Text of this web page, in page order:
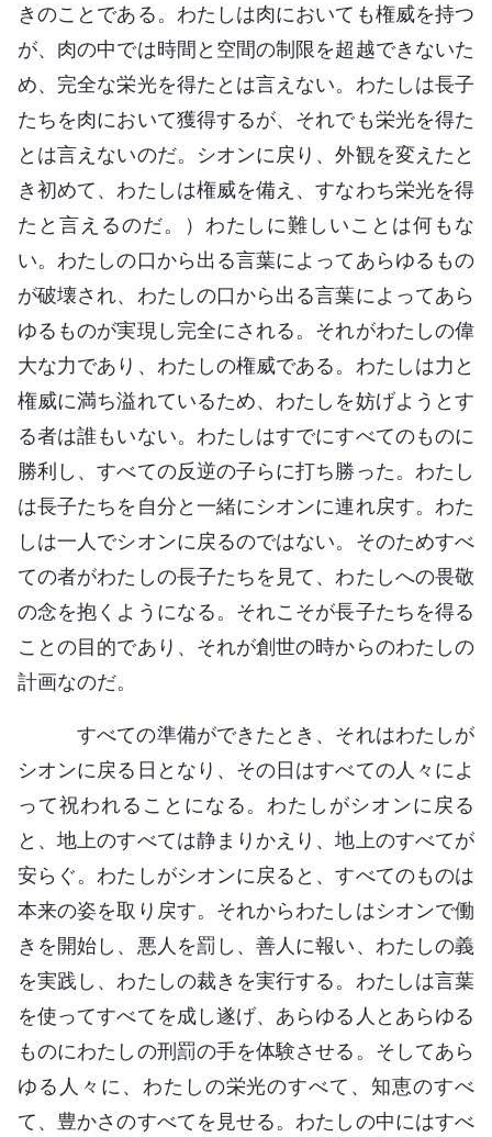
きのことである。わたしは肉においても権威を持つ
が、肉の中では時間と空間の制限を超越できないた
め、完全な栄光を得たとは言えない。わたしは長子
たちを肉において獲得するが、それでも栄光を得た
とは言えないのだ。シオンに戻り、外観を変えたと
き初めて、わたしは権威を備え、すなわち栄光を得
たと言えるのだ。）わたしに難しいことは何もな
い。わたしの口から出る言葉によってあらゆるもの
が破壊され、わたしの口から出る言葉によってあら
ゆるものが実現し完全にされる。それがわたしの偉
大な力であり、わたしの権威である。わたしは力と
権威に満ち溢れているため、わたしを妨げようとす
る者は誰もいない。わたしはすでにすべてのものに
勝利し、すべての反逆の子らに打ち勝った。わたし
は長子たちを自分と一緒にシオンに連れ戻す。わた
しは一人でシオンに戻るのではない。そのためすべ
ての者がわたしの長子たちを見て、わたしへの畏敬
の念を抱くようになる。それこそが長子たちを得る
ことの目的であり、それが創世の時からのわたしの
計画なのだ。
すべての準備ができたとき、それはわたしが
シオンに戻る日となり、その日はすべての人々によ
って祝われることになる。わたしがシオンに戻る
と、地上のすべては静まりかえり、地上のすべてが
安らぐ。わたしがシオンに戻ると、すべてのものは
本来の姿を取り戻す。それからわたしはシオンで働
きを開始し、悪人を罰し、善人に報い、わたしの義
を実践し、わたしの裁きを実行する。わたしは言葉
を使ってすべてを成し遂げ、あらゆる人とあらゆる
ものにわたしの刑罰の手を体験させる。そしてあら
ゆる人々に、わたしの栄光のすべて、知恵のすべ
て、豊かさのすべてを見せる。わたしの中にはすべ